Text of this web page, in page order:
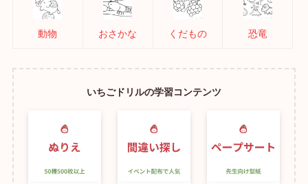
動物 おさかな くだもの 恐竜
いちごドリルの学習コンテンツ